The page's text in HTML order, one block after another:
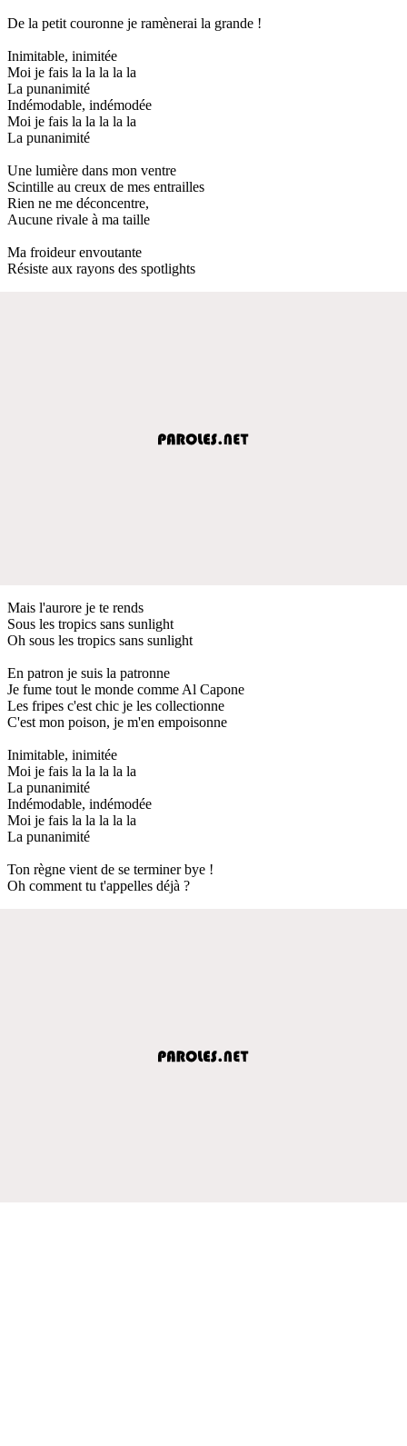
De la petit couronne je ramènerai la grande !
Inimitable, inimitée
Moi je fais la la la la la
La punanimité
Indémodable, indémodée
Moi je fais la la la la la
La punanimité
Une lumière dans mon ventre
Scintille au creux de mes entrailles
Rien ne me déconcentre,
Aucune rivale à ma taille
Ma froideur envoutante
Résiste aux rayons des spotlights
Mais l'aurore je te rends
Sous les tropics sans sunlight
Oh sous les tropics sans sunlight
En patron je suis la patronne
Je fume tout le monde comme Al Capone
Les fripes c'est chic je les collectionne
C'est mon poison, je m'en empoisonne
Inimitable, inimitée
Moi je fais la la la la la
La punanimité
Indémodable, indémodée
Moi je fais la la la la la
La punanimité
Ton règne vient de se terminer bye !
Oh comment tu t'appelles déjà ?